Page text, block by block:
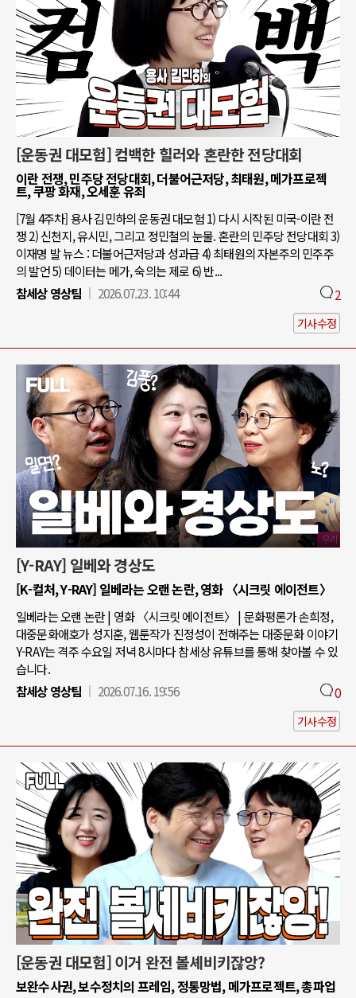
[운동권 대모험] 컴백한 힐러와 혼란한 전당대회
이란 전쟁, 민주당 전당대회, 더불어근저당, 최태원, 메가프로젝
트, 쿠팡 화재, 오세훈 유죄
[7월 4주차] 용사 김민하의 운동권 대모험 1) 다시 시작된 미국-이란 전
쟁 2) 신천지, 유시민, 그리고 정민철의 눈물. 혼란의 민주당 전당대회 3)
이재명 발 뉴스 : 더불어근저당과 성과급 4) 최태원의 자본주의 민주주
의 발언 5) 데이터는 메가, 숙의는 제로 6) 반...
참세상 영상팀
2026.07.23. 10:44 2
기사수정
[Y-RAY] 일베와 경상도
[K-컬처, Y-RAY] 일베라는 오랜 논란, 영화 〈시크릿 에이전트〉
일베라는 오랜 논란 | 영화 〈시크릿 에이전트〉 | 문화평론가 손희정,
대중문화애호가 성지훈, 웹툰작가 진정성이 전해주는 대중문화 이야기
Y-RAY는 격주 수요일 저녁 8시마다 참세상 유튜브를 통해 찾아볼 수 있
습니다.
참세상 영상팀
2026.07.16. 19:56 0
기사수정
[운동권 대모험] 이거 완전 볼셰비키잖앙?
보완수사권, 보수정치의 프레임, 정통망법, 메가프로젝트, 총파업